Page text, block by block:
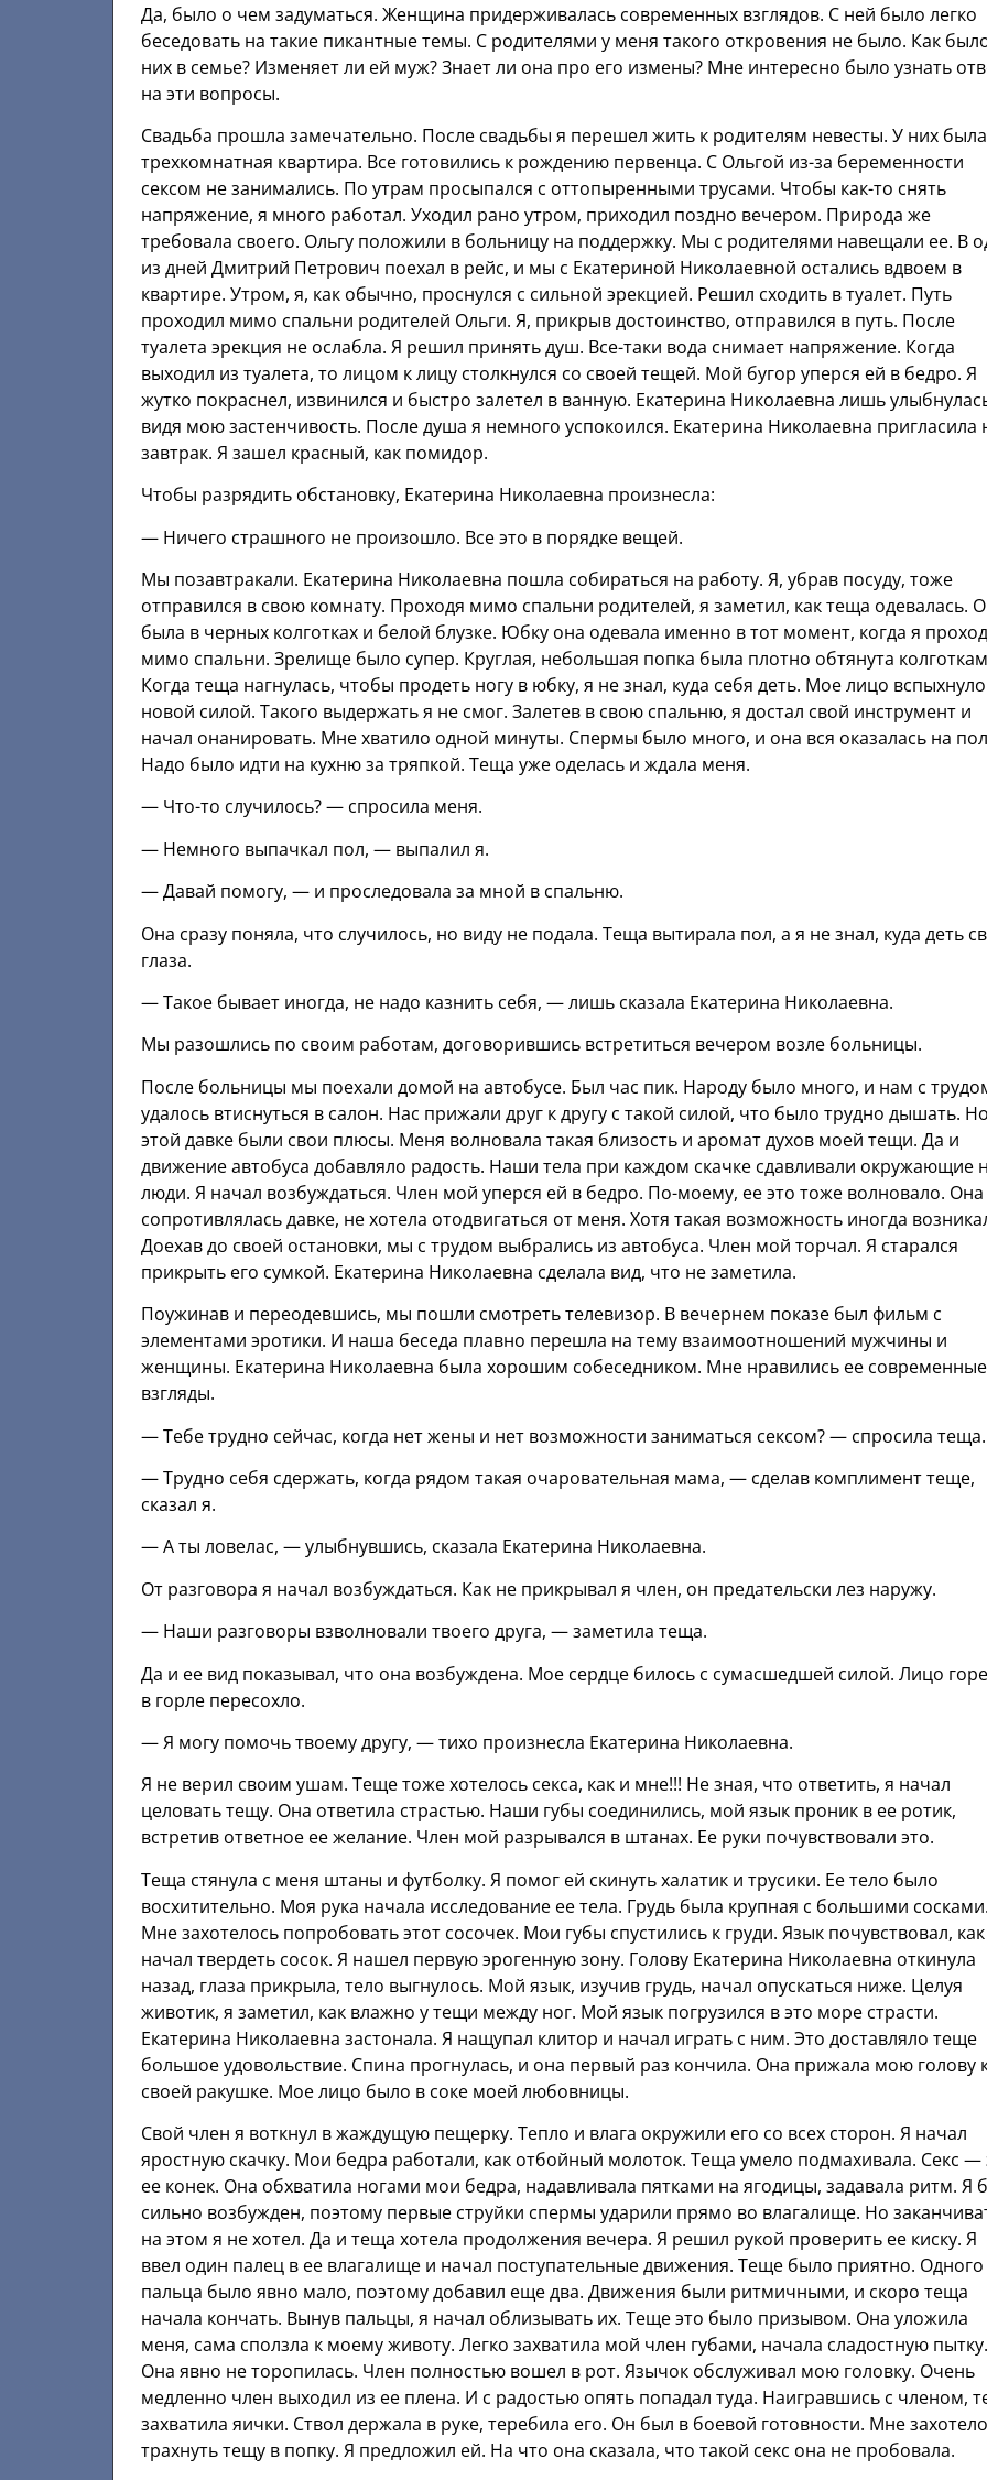
Да, было о чем задуматься. Женщина придерживалась современных взглядов. С ней было легко
беседовать на такие пикантные темы. С родителями у меня такого откровения не было. Как
них в семье? Изменяет ли ей муж? Знает ли она про его измены? Мне интересно было узнать
на эти вопросы.
Свадьба прошла замечательно. После свадьбы я перешел жить к родителям невесты. У них была
трехкомнатная квартира. Все готовились к рождению первенца. С Ольгой из-за беременности
сексом не занимались. По утрам просыпался с оттопыренными трусами. Чтобы как-то снять
напряжение, я много работал. Уходил рано утром, приходил поздно вечером. Природа же
требовала своего. Ольгу положили в больницу на поддержку. Мы с родителями навещали ее. В
из дней Дмитрий Петрович поехал в рейс, и мы с Екатериной Николаевной остались вдвоем в
квартире. Утром, я, как обычно, проснулся с сильной эрекцией. Решил сходить в туалет. Путь
проходил мимо спальни родителей Ольги. Я, прикрыв достоинство, отправился в путь. После
туалета эрекция не ослабла. Я решил принять душ. Все-таки вода снимает напряжение. Когда
выходил из туалета, то лицом к лицу столкнулся со своей тещей. Мой бугор уперся ей в бедро. Я
жутко покраснел, извинился и быстро залетел в ванную. Екатерина Николаевна лишь
видя мою застенчивость. После душа я немного успокоился. Екатерина Николаевна пригласила
завтрак. Я зашел красный, как помидор.
Чтобы разрядить обстановку, Екатерина Николаевна произнесла:
— Ничего страшного не произошло. Все это в порядке вещей.
Мы позавтракали. Екатерина Николаевна пошла собираться на работу. Я, убрав посуду, тоже
отправился в свою комнату. Проходя мимо спальни родителей, я заметил, как теща одевалась.
была в черных колготках и белой блузке. Юбку она одевала именно в тот момент, когда я
мимо спальни. Зрелище было супер. Круглая, небольшая попка была плотно обтянута
Когда теща нагнулась, чтобы продеть ногу в юбку, я не знал, куда себя деть. Мое лицо
новой силой. Такого выдержать я не смог. Залетев в свою спальню, я достал свой инструмент и
начал онанировать. Мне хватило одной минуты. Спермы было много, и она вся оказалась на
Надо было идти на кухню за тряпкой. Теща уже оделась и ждала меня.
— Что-то случилось? — спросила меня.
— Немного выпачкал пол, — выпалил я.
— Давай помогу, — и проследовала за мной в спальню.
Она сразу поняла, что случилось, но виду не подала. Теща вытирала пол, а я не знал, куда деть
глаза.
— Такое бывает иногда, не надо казнить себя, — лишь сказала Екатерина Николаевна.
Мы разошлись по своим работам, договорившись встретиться вечером возле больницы.
После больницы мы поехали домой на автобусе. Был час пик. Народу было много, и нам с
удалось втиснуться в салон. Нас прижали друг к другу с такой силой, что было трудно дышать.
этой давке были свои плюсы. Меня волновала такая близость и аромат духов моей тещи. Да и
движение автобуса добавляло радость. Наши тела при каждом скачке сдавливали окружающие
люди. Я начал возбуждаться. Член мой уперся ей в бедро. По-моему, ее это тоже волновало.
сопротивлялась давке, не хотела отодвигаться от меня. Хотя такая возможность иногда
Доехав до своей остановки, мы с трудом выбрались из автобуса. Член мой торчал. Я старался
прикрыть его сумкой. Екатерина Николаевна сделала вид, что не заметила.
Поужинав и переодевшись, мы пошли смотреть телевизор. В вечернем показе был фильм с
элементами эротики. И наша беседа плавно перешла на тему взаимоотношений мужчины и
женщины. Екатерина Николаевна была хорошим собеседником. Мне нравились ее современные
взгляды.
— Тебе трудно сейчас, когда нет жены и нет возможности заниматься сексом? — спросила теща.
— Трудно себя сдержать, когда рядом такая очаровательная мама, — сделав комплимент теще,
сказал я.
— А ты ловелас, — улыбнувшись, сказала Екатерина Николаевна.
От разговора я начал возбуждаться. Как не прикрывал я член, он предательски лез наружу.
— Наши разговоры взволновали твоего друга, — заметила теща.
Да и ее вид показывал, что она возбуждена. Мое сердце билось с сумасшедшей силой. Лицо
в горле пересохло.
— Я могу помочь твоему другу, — тихо произнесла Екатерина Николаевна.
Я не верил своим ушам. Теще тоже хотелось секса, как и мне!!! Не зная, что ответить, я начал
целовать тещу. Она ответила страстью. Наши губы соединились, мой язык проник в ее ротик,
встретив ответное ее желание. Член мой разрывался в штанах. Ее руки почувствовали это.
Теща стянула с меня штаны и футболку. Я помог ей скинуть халатик и трусики. Ее тело было
восхитительно. Моя рука начала исследование ее тела. Грудь была крупная с большими сосками.
Мне захотелось попробовать этот сосочек. Мои губы спустились к груди. Язык почувствовал, как
начал твердеть сосок. Я нашел первую эрогенную зону. Голову Екатерина Николаевна откинула
назад, глаза прикрыла, тело выгнулось. Мой язык, изучив грудь, начал опускаться ниже. Целуя
животик, я заметил, как влажно у тещи между ног. Мой язык погрузился в это море страсти.
Екатерина Николаевна застонала. Я нащупал клитор и начал играть с ним. Это доставляло теще
большое удовольствие. Спина прогнулась, и она первый раз кончила. Она прижала мою голову
своей ракушке. Мое лицо было в соке моей любовницы.
Свой член я воткнул в жаждущую пещерку. Тепло и влага окружили его со всех сторон. Я начал
яростную скачку. Мои бедра работали, как отбойный молоток. Теща умело подмахивала. Секс —
ее конек. Она обхватила ногами мои бедра, надавливала пятками на ягодицы, задавала ритм. Я
сильно возбужден, поэтому первые струйки спермы ударили прямо во влагалище. Но
на этом я не хотел. Да и теща хотела продолжения вечера. Я решил рукой проверить ее киску. Я
ввел один палец в ее влагалище и начал поступательные движения. Теще было приятно. Одного
пальца было явно мало, поэтому добавил еще два. Движения были ритмичными, и скоро теща
начала кончать. Вынув пальцы, я начал облизывать их. Теще это было призывом. Она уложила
меня, сама сползла к моему животу. Легко захватила мой член губами, начала сладостную пытку.
Она явно не торопилась. Член полностью вошел в рот. Язычок обслуживал мою головку. Очень
медленно член выходил из ее плена. И с радостью опять попадал туда. Наигравшись с членом,
захватила яички. Ствол держала в руке, теребила его. Он был в боевой готовности. Мне
трахнуть тещу в попку. Я предложил ей. На что она сказала, что такой секс она не пробовала.